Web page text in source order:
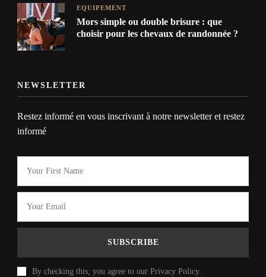
EQUIPEMENT
Mors simple ou double brisure : que
choisir pour les chevaux de randonnée ?
NEWSLETTER
Restez informé en vous inscrivant à notre newsletter et restez
informé
By checking this, you agree to our Privacy Policy.